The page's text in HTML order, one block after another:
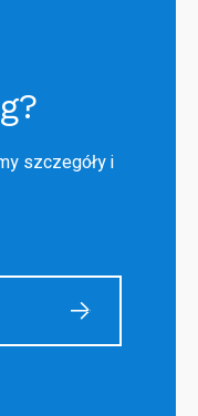
szczegóły i